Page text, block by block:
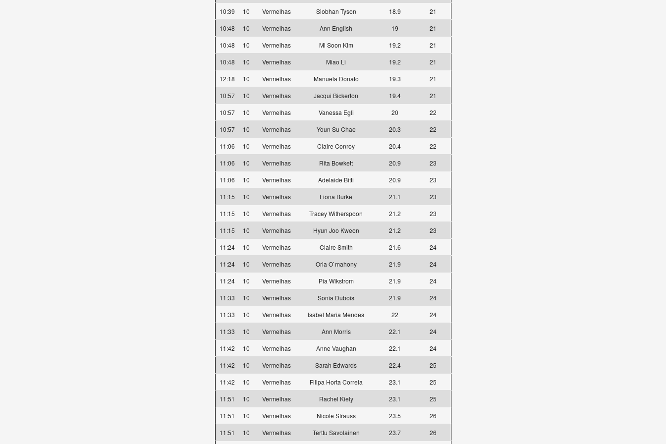
10:39 10 Vermelhas Siobhan Tyson 18.9
21
10:48
10 Vermelhas Ann English 19
21
10:48
10 Vermelhas Mi Soon Kim 19.2
21
10:48
10 Vermelhas Miao Li 19.2
21
12:18
10 Vermelhas Manuela Donato 19.3
21
10:57
10 Vermelhas Jacqui Bickerton 19.4
21
10:57
10 Vermelhas Vanessa Egli 20
22
10:57
10 Vermelhas Youn Su Chae 20.3
22
11:06
10 Vermelhas Claire Conroy 20.4
22
11:06
10 Vermelhas Rita Bowkett 20.9
23
11:06
10 Vermelhas Adelaide Bitti 20.9
23
11:15
10 Vermelhas Fiona Burke 21.1
23
11:15
10 Vermelhas Tracey Witherspoon 21.2
23
11:15
10 Vermelhas Hyun Joo Kweon 21.2
23
11:24
10 Vermelhas Claire Smith 21.6
24
11:24
10 Vermelhas Orla O`mahony 21.9
24
11:24
10 Vermelhas Pia Wikstrom 21.9
24
11:33
10 Vermelhas Sonia Dubois 21.9
24
11:33
10 Vermelhas Isabel Maria Mendes 22
24
11:33
10 Vermelhas Ann Morris 22.1
24
11:42
10 Vermelhas Anne Vaughan 22.1
24
11:42
10 Vermelhas Sarah Edwards 22.4
25
11:42
10 Vermelhas Filipa Horta Correia 23.1
25
11:51
10 Vermelhas Rachel Kiely 23.1
25
11:51
10 Vermelhas Nicole Strauss 23.5
26
11:51
10 Vermelhas Terttu Savolainen 23.7 26